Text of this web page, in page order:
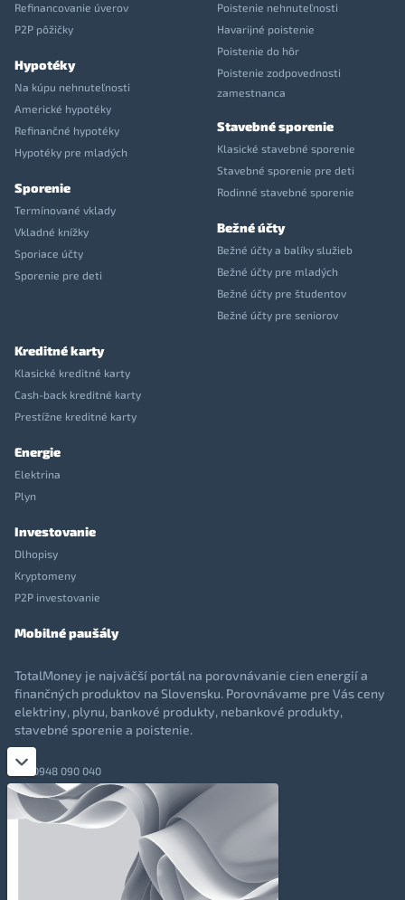
Refinancovanie úverov
P2P pôžičky
Hypotéky
Na kúpu nehnuteľnosti
Americké hypotéky
Refinančné hypotéky
Hypotéky pre mladých
Sporenie
Termínované vklady
Vkladné knížky
Sporiace účty
Sporenie pre deti
Poistenie nehnuteľnosti
Havarijné poistenie
Poistenie do hôr
Poistenie zodpovednosti
zamestnanca
Stavebné sporenie
Klasické stavebné sporenie
Stavebné sporenie pre deti
Rodinné stavebné sporenie
Bežné účty
Bežné účty a balíky služieb
Bežné účty pre mladých
Bežné účty pre študentov
Bežné účty pre seniorov
Kreditné karty
Klasické kreditné karty
Cash-back kreditné karty
Prestížne kreditné karty
Energie
Elektrina
Plyn
Investovanie
Dlhopisy
Kryptomeny
P2P investovanie
Mobilné paušály
TotalMoney je najväčší portál na porovnávanie cien energií a
finančných produktov na Slovensku. Porovnávame pre Vás ceny
elektriny, plynu, bankové produkty, nebankové produkty,
stavebné sporenie a poistenie.
0948 090 040
+421 948 090 051
info@totalmoney.sk
Levočská 866, Poprad, 058 01